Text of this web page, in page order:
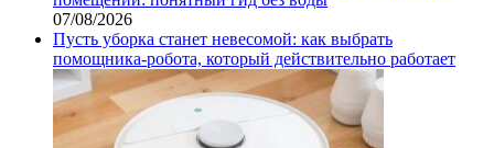
07/08/2026
Пусть уборка станет невесомой: как выбрать
помощника‑робота, который действительно работает